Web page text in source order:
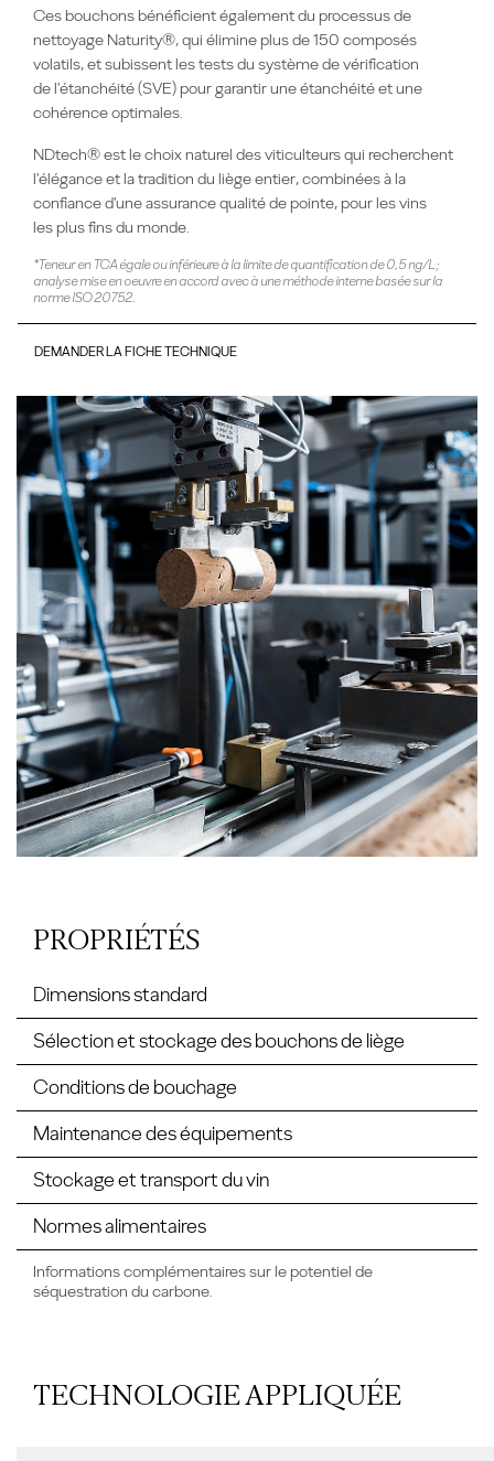
Ces bouchons bénéficient également du processus de
nettoyage Naturity®, qui élimine plus de 150 composés
volatils, et subissent les tests du système de vérification
de l'étanchéité (SVE) pour garantir une étanchéité et une
cohérence optimales.
NDtech® est le choix naturel des viticulteurs qui recherchent
l'élégance et la tradition du liège entier, combinées à la
confiance d'une assurance qualité de pointe, pour les vins
les plus fins du monde.
*Teneur en TCA égale ou inférieure à la limite de quantification de 0,5 ng/L;
analyse mise en oeuvre en accord avec à une méthode interne basée sur la
norme ISO 20752.
DEMANDER LA FICHE TECHNIQUE
PROPRIÉTÉS
Dimensions standard
Sélection et stockage des bouchons de liège
Conditions de bouchage
Maintenance des équipements
Stockage et transport du vin
Normes alimentaires
Informations complémentaires sur le potentiel de
séquestration du carbone.
TECHNOLOGIE APPLIQUÉE